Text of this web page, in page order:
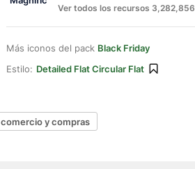
Ver todos los recursos 3,282,856
Más iconos del pack Black Friday
Estilo: Detailed Flat Circular Flat
comercio y compras